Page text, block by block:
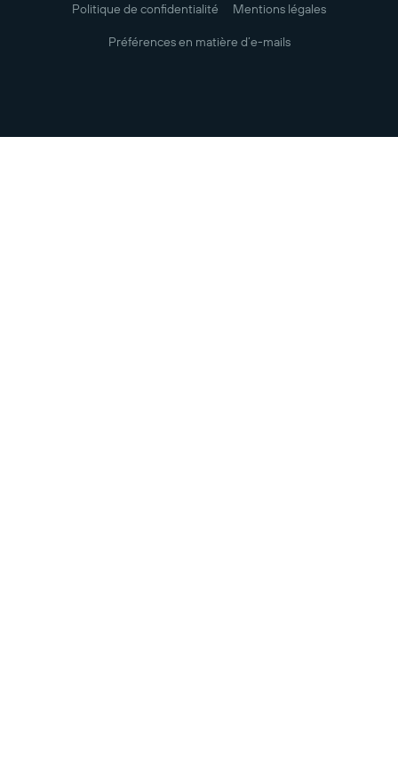
Politique de confidentialité Mentions légales
Préférences en matière d’e-mails